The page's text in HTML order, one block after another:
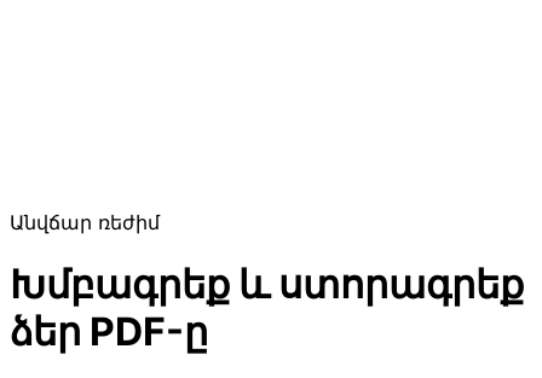
Անվճար ռեժիմ
Խմբագրեք և ստորագրեք
ձեր PDF-ը